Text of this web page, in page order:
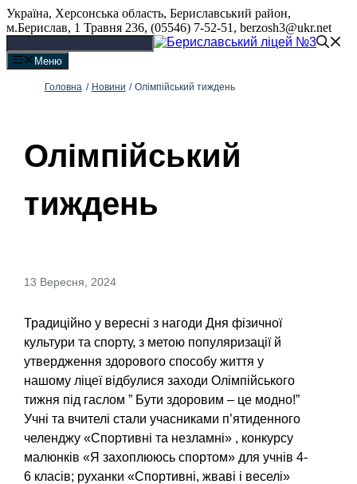
Перейти
до
вмісту
Україна, Херсонська область, Бериславський район,
м.Берислав, 1 Травня 236, (05546) 7-52-51, berzosh3@ukr.net
Меню
Головна / Новини / Олімпійський тиждень
Олімпійський
тиждень
13 Вересня, 2024
Традиційно у вересні з нагоди Дня фізичної
культури та спорту, з метою популяризації й
утвердження здорового способу життя у
нашому ліцеї відбулися заходи Олімпійського
тижня під гаслом ” Бути здоровим – це модно!”
Учні та вчителі стали учасниками п’ятиденного
челенджу «Спортивні та незламні» , конкурсу
малюнків «Я захоплююсь спортом» для учнів 4-
6 класів; руханки «Спортивні, жваві і веселі»